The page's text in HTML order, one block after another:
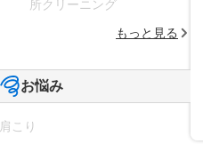
所クリーニング
もっと見る
お悩み
肩こり